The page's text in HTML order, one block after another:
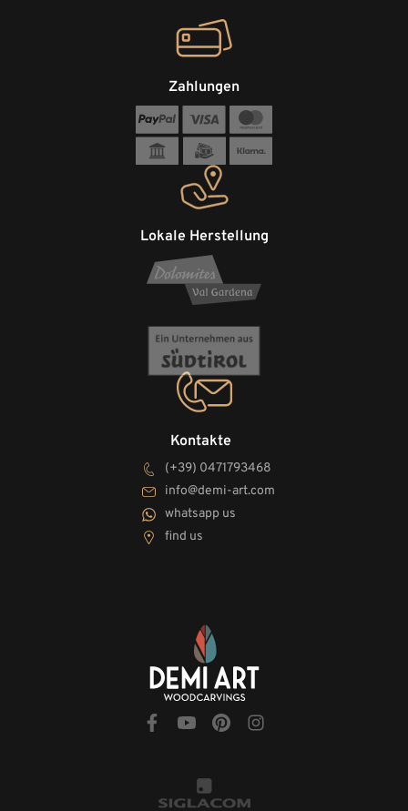
Kontakte
(+39) 0471793468
info@demi-art.com
whatsapp us
find us
Lokale Herstellung
Zahlungen